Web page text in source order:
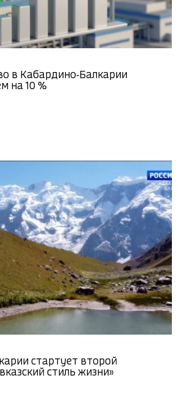
в Кабардино‑Балкарии
на 10 %
стартует второй
стиль жизни»